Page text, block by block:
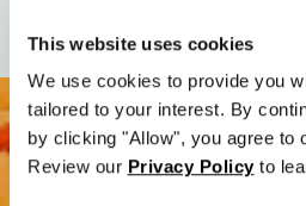
This website uses cookies
We use cookies to provide you
tailored to your interest. By
by clicking "Allow", you agree to
Review our Privacy Policy to